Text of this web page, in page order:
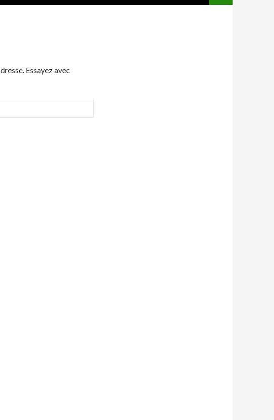
Essayez avec